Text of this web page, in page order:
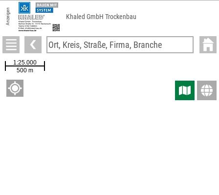
Anzeigen Khaled GmbH Trockenbau